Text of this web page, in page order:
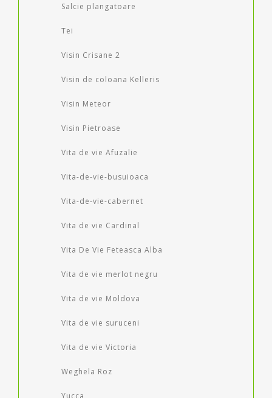
Salcie plangatoare
Tei
Visin Crisane 2
Visin de coloana Kelleris
Visin Meteor
Visin Pietroase
Vita de vie Afuzalie
Vita-de-vie-busuioaca
Vita-de-vie-cabernet
Vita de vie Cardinal
Vita De Vie Feteasca Alba
Vita de vie merlot negru
Vita de vie Moldova
Vita de vie suruceni
Vita de vie Victoria
Weghela Roz
Yucca